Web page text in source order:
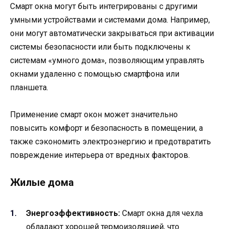
Смарт окна могут быть интегрированы с другими
умными устройствами и системами дома. Например,
они могут автоматически закрываться при активации
системы безопасности или быть подключены к
системам «умного дома», позволяющим управлять
окнами удаленно с помощью смартфона или
планшета.
Применение смарт окон может значительно
повысить комфорт и безопасность в помещении, а
также сэкономить электроэнергию и предотвратить
повреждение интерьера от вредных факторов.
Жилые дома
Энергоэффективность: Смарт окна для чехла
обладают хорошей термоизоляцией, что